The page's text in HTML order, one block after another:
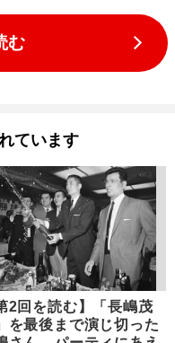
む
ています
2回を読む】「長嶋茂
を最後まで演じ切った